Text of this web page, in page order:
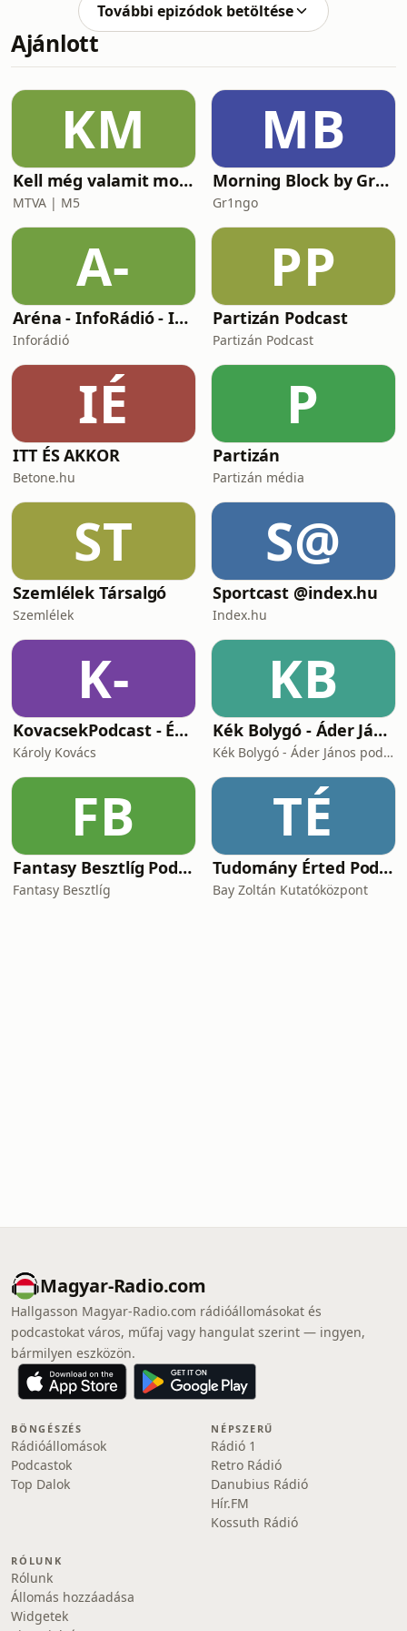
valamint azokról a rendszerekről,
amelyek már megmutatták, hova
fejlődhet a tehetségkiválasztás és a
rendszereknek a kialakításában
Szabolcs is részt vett, így a
tapasztalatot nála szó szerint kell
érten
További epizódok betöltése
Ajánlott
KM
Kell még valamit mondanom, Ildikó?
MTVA | M5
MB
Morning Block by Gr1ngo
Gr1ngo
A-
Aréna - InfoRádió - Infostart.hu
Inforádió
PP
Partizán Podcast
Partizán Podcast
IÉ
ITT ÉS AKKOR
Betone.hu
P
Partizán
Partizán média
ST
Szemlélek Társalgó
Szemlélek
S@
Sportcast @index.hu
Index.hu
K-
KovacsekPodcast - Értékes beszélgetések
Károly Kovács
KB
Kék Bolygó - Áder János podcastja
Kék Bolygó - Áder János podcastja
FB
Fantasy Besztlíg Podcast
Fantasy Besztlíg
TÉ
Tudomány Érted Podcast
Bay Zoltán Kutatóközpont
Magyar-Radio.com
Hallgasson Magyar-Radio.com rádióállomásokat és
podcastokat város, műfaj vagy hangulat szerint — ingyen,
bármilyen eszközön.
BÖNGÉSZÉS
Rádióállomások
Podcastok
Top Dalok
NÉPSZERŰ
Rádió 1
Retro Rádió
Danubius Rádió
Hír.FM
Kossuth Rádió
RÓLUNK
Rólunk
Állomás hozzáadása
Widgetek